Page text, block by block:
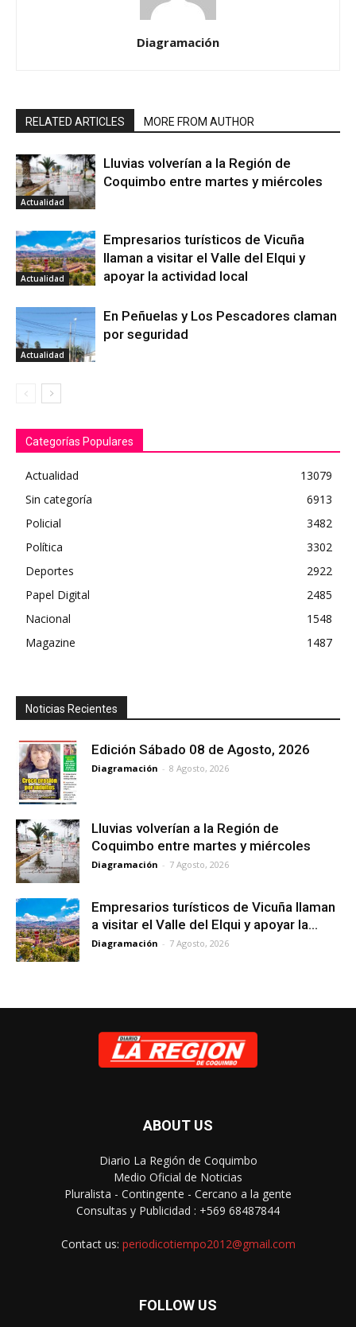
Diagramación
RELATED ARTICLES MORE FROM AUTHOR
Actualidad
Lluvias volverían a la Región de
Coquimbo entre martes y miércoles
Actualidad
Empresarios turísticos de Vicuña
llaman a visitar el Valle del Elqui y
apoyar la actividad local
Actualidad
En Peñuelas y Los Pescadores claman
por seguridad
Categorías Populares
Actualidad
13079
Sin categoría
6913
Policial
3482
Política
3302
Deportes
2922
Papel Digital
2485
Nacional
1548
Magazine
1487
Noticias Recientes
Edición Sábado 08 de Agosto, 2026
Diagramación - 8 Agosto, 2026
Lluvias volverían a la Región de
Coquimbo entre martes y miércoles
Diagramación - 7 Agosto, 2026
Empresarios turísticos de Vicuña llaman
a visitar el Valle del Elqui y apoyar la...
Diagramación - 7 Agosto, 2026
ABOUT US
Diario La Región de Coquimbo
Medio Oficial de Noticias
Pluralista - Contingente - Cercano a la gente
Consultas y Publicidad : +569 68487844
Contact us: periodicotiempo2012@gmail.com
FOLLOW US